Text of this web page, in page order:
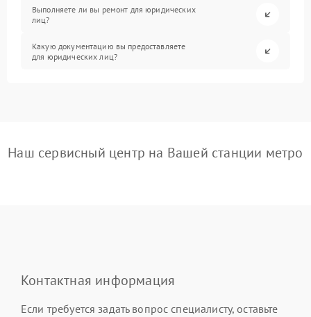
Выполняете ли вы ремонт для юридических
лиц?
Какую документацию вы предоставляете
для юридических лиц?
Наш сервисный центр на Вашей станции метро
Контактная информация
Если требуется задать вопрос специалисту, оставьте